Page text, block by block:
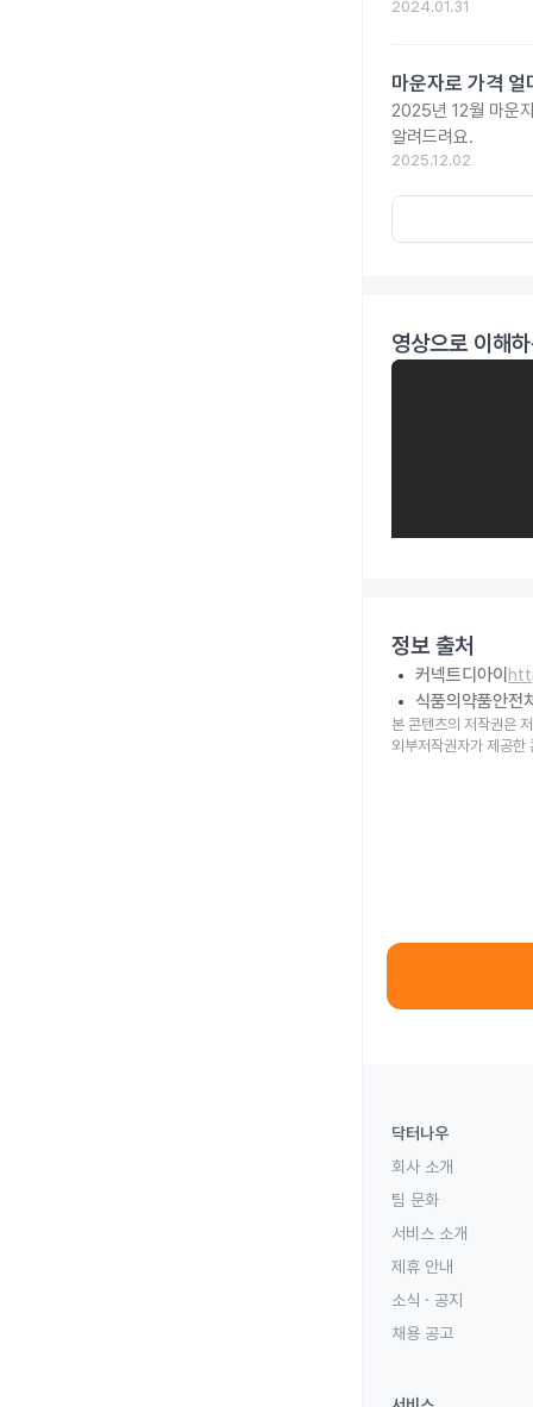
2024.01.31
마운자로 가격
2025년 12월 마운
알려드려요.
2025.12.02
영상으로 이해
정보 출처
커넥트디아이
식품의약품안전
본 콘텐츠의 저작권은
외부저작권자가 제공한
닥터나우
회사 소개
팀 문화
서비스 소개
제휴 안내
소식 · 공지
채용 공고